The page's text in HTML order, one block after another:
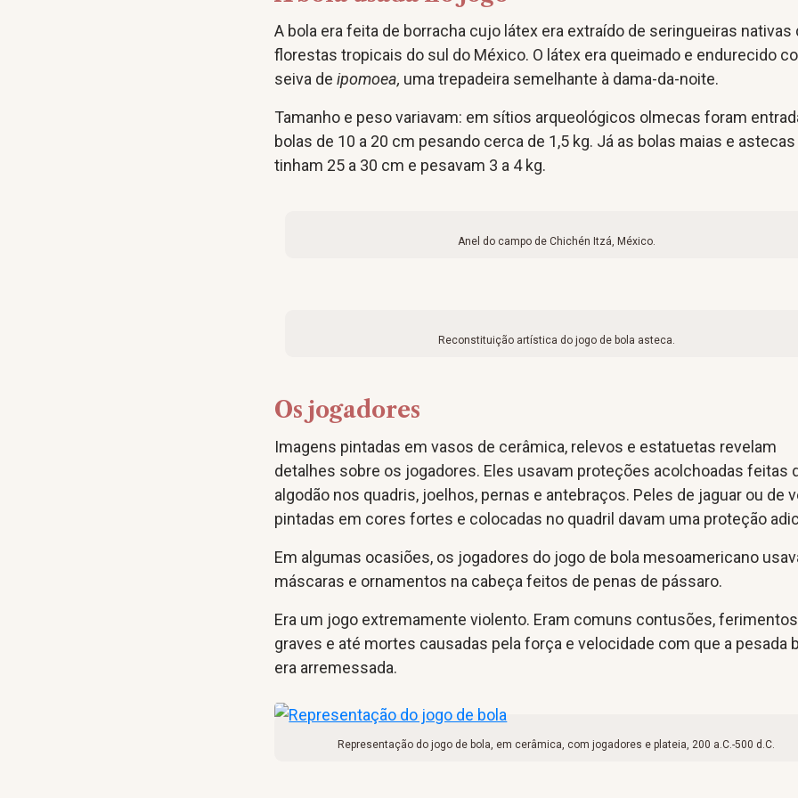
A bola era feita de borracha cujo látex era extraído de seringueiras nativas
florestas tropicais do sul do México. O látex era queimado e endurecido
seiva deipomoea, uma trepadeira semelhante à dama-da-noite.
Tamanho e peso variavam: em sítios arqueológicos olmecas foram
bolas de 10 a 20 cm pesando cerca de 1,5 kg. Já as bolas maias e astecas
tinham 25 a 30 cm e pesavam 3 a 4 kg.
Anel do campo de Chichén Itzá, México.
Reconstituição artística do jogo de bola asteca.
Os jogadores
Imagens pintadas em vasos de cerâmica, relevos e estatuetas revelam
detalhes sobre os jogadores. Eles usavam proteções acolchoadas feitas
algodão nos quadris, joelhos, pernas e antebraços. Peles de jaguar ou de
pintadas em cores fortes e colocadas no quadril davam uma proteção
Em algumas ocasiões, os jogadores do jogo de bola mesoamericano
máscaras e ornamentos na cabeça feitos de penas de pássaro.
Era um jogo extremamente violento. Eram comuns contusões, ferimentos
graves e até mortes causadas pela força e velocidade com que a pesada
era arremessada.
Representação do jogo de bola, em cerâmica, com jogadores e plateia, 200 a.C.-500 d.C.